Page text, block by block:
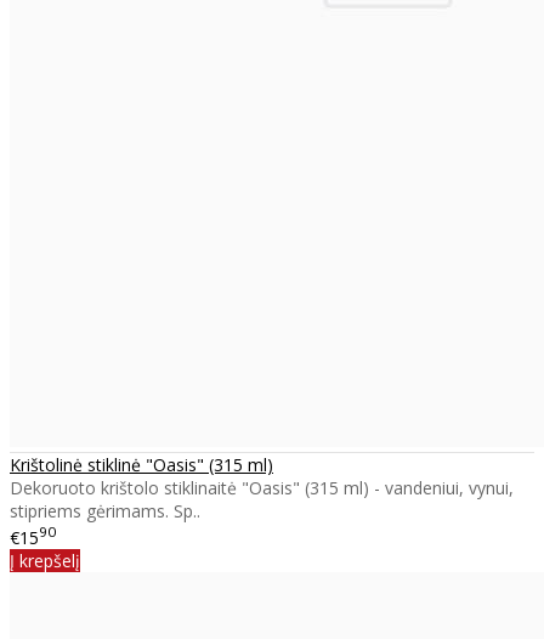
Krištolinė stiklinė "Oasis" (315 ml)
Dekoruoto krištolo stiklinaitė "Oasis" (315 ml) - vandeniui, vynui,
stipriems gėrimams. Sp..
€1590
Į krepšelį